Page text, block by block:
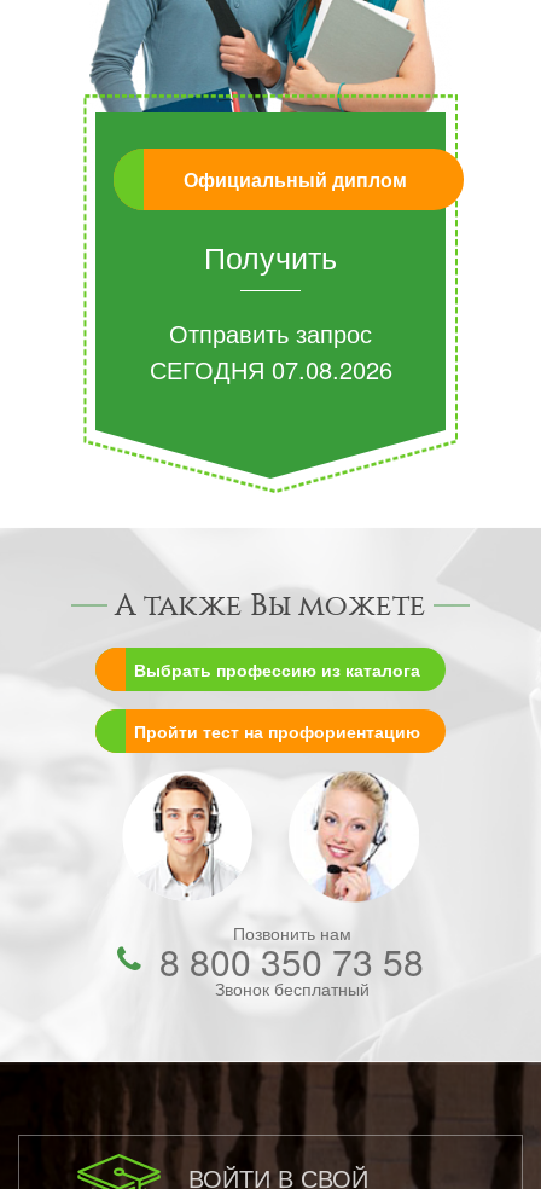
Официальный диплом
Получить
Отправить запрос
СЕГОДНЯ 07.08.2026
А также Вы можете
Выбрать профессию из каталога
Пройти тест на профориентацию
Позвонить нам
8 800 350 73 58
Звонок бесплатный
ВОЙТИ В СВОЙ